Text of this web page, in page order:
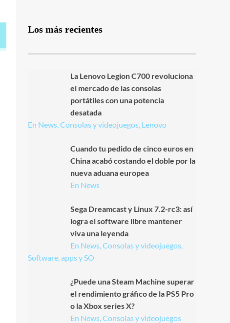
Los más recientes
La Lenovo Legion C700 revoluciona
el mercado de las consolas
portátiles con una potencia
desatada
En News, Consolas y videojuegos, Lenovo
Cuando tu pedido de cinco euros en
China acabó costando el doble por la
nueva aduana europea
En News
Sega Dreamcast y Linux 7.2-rc3: así
logra el software libre mantener
viva una leyenda
En News, Consolas y videojuegos,
Software, apps y SO
¿Puede una Steam Machine superar
el rendimiento gráfico de la PS5 Pro
o la Xbox series X?
En News, Consolas y videojuegos